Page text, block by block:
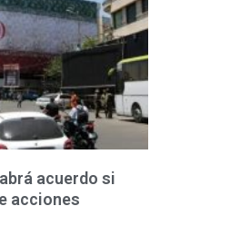
acuerdo si
acciones